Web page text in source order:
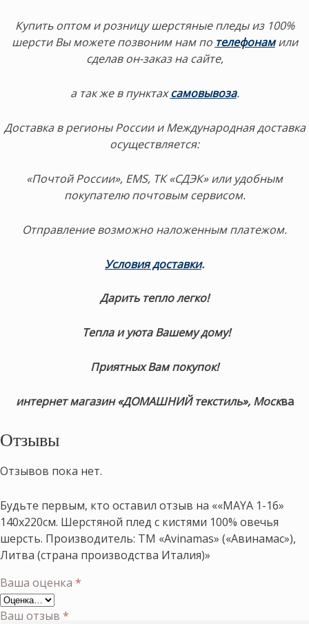
Купить оптом и розницу шерстяные пледы из 100%
шерсти Вы можете позвоним нам по телефонамили
сделав он-заказ на сайте,
а так же в пунктахсамовывоза.
Доставка в регионы России и Международная доставка
осуществляется:
«Почтой России», EMS, ТК «СДЭК» или удобным
покупателю почтовым сервисом.
Отправление возможно наложенным платежом.
Условия доставки.
Дарить тепло легко!
Тепла и уюта Вашему дому!
Приятных Вам покупок!
интернет магазин «ДОМАШНИЙ текстиль», Москва
Отзывы
Отзывов пока нет.
Будьте первым, кто оставил отзыв на ««MAYA 1-16»
140х220см. Шерстяной плед с кистями 100% овечья
шерсть. Производитель: ТМ «Avinamas» («Авинамас»),
Литва (страна производства Италия)»
Ваша оценка *
Ваш отзыв *